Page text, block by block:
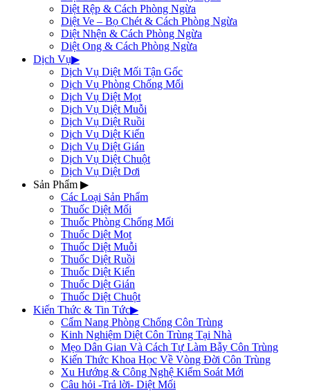
Diệt Rệp & Cách Phòng Ngừa
Diệt Ve – Bọ Chét & Cách Phòng Ngừa
Diệt Nhện & Cách Phòng Ngừa
Diệt Ong & Cách Phòng Ngừa
Dịch Vụ▶
Dịch Vụ Diệt Mối Tận Gốc
Dịch Vụ Phòng Chống Mối
Dịch Vụ Diệt Mọt
Dịch Vụ Diệt Muỗi
Dịch Vụ Diệt Ruồi
Dịch Vụ Diệt Kiến
Dịch Vụ Diệt Gián
Dịch Vụ Diệt Chuột
Dịch Vụ Diệt Dơi
Sản Phẩm ▶
Các Loại Sản Phẩm
Thuốc Diệt Mối
Thuốc Phòng Chống Mối
Thuốc Diệt Mọt
Thuốc Diệt Muỗi
Thuốc Diệt Ruồi
Thuốc Diệt Kiến
Thuốc Diệt Gián
Thuốc Diệt Chuột
Kiến Thức & Tin Tức▶
Cẩm Nang Phòng Chống Côn Trùng
Kinh Nghiệm Diệt Côn Trùng Tại Nhà
Mẹo Dân Gian Và Cách Tự Làm Bẫy Côn Trùng
Kiến Thức Khoa Học Về Vòng Đời Côn Trùng
Xu Hướng & Công Nghệ Kiểm Soát Mới
Câu hỏi -Trả lời- Diệt Mối